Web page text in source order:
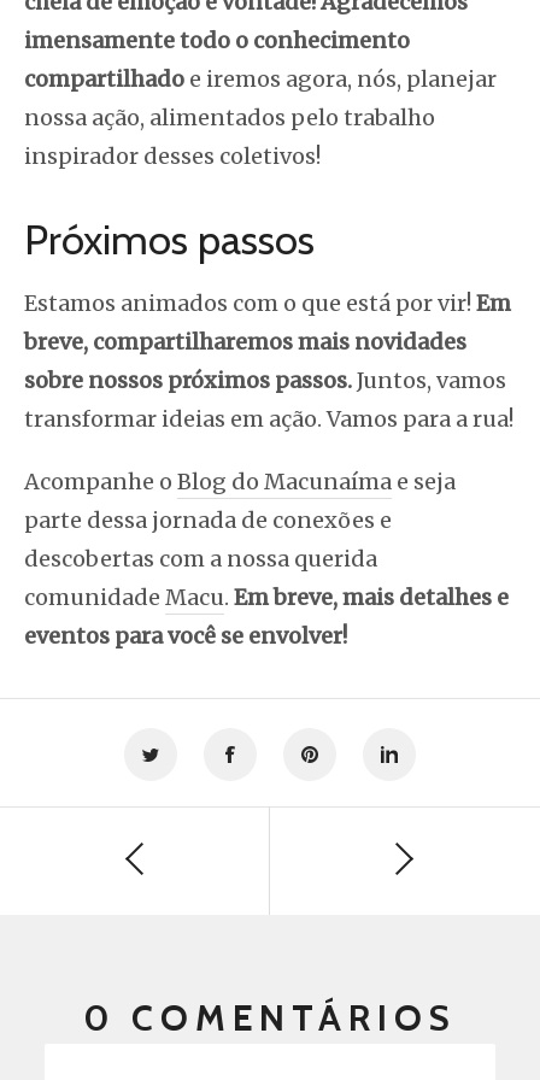
imensamente todo o conhecimento
compartilhado e iremos agora, nós, planejar
nossa ação, alimentados pelo trabalho
inspirador desses coletivos!
Próximos passos
Estamos animados com o que está por vir! Em
breve, compartilharemos mais novidades
sobre nossos próximos passos.Juntos, vamos
transformar ideias em ação. Vamos para a rua!
Acompanhe o Blog do Macunaíma e seja
parte dessa jornada de conexões e
descobertas com a nossa querida
comunidade Macu. Em breve, mais detalhes e
eventos para você se envolver!
0 COMENTÁRIOS